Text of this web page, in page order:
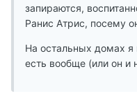
запираются,
Ранис Атрис, посему
На остальных домах я
есть вообще (или он и